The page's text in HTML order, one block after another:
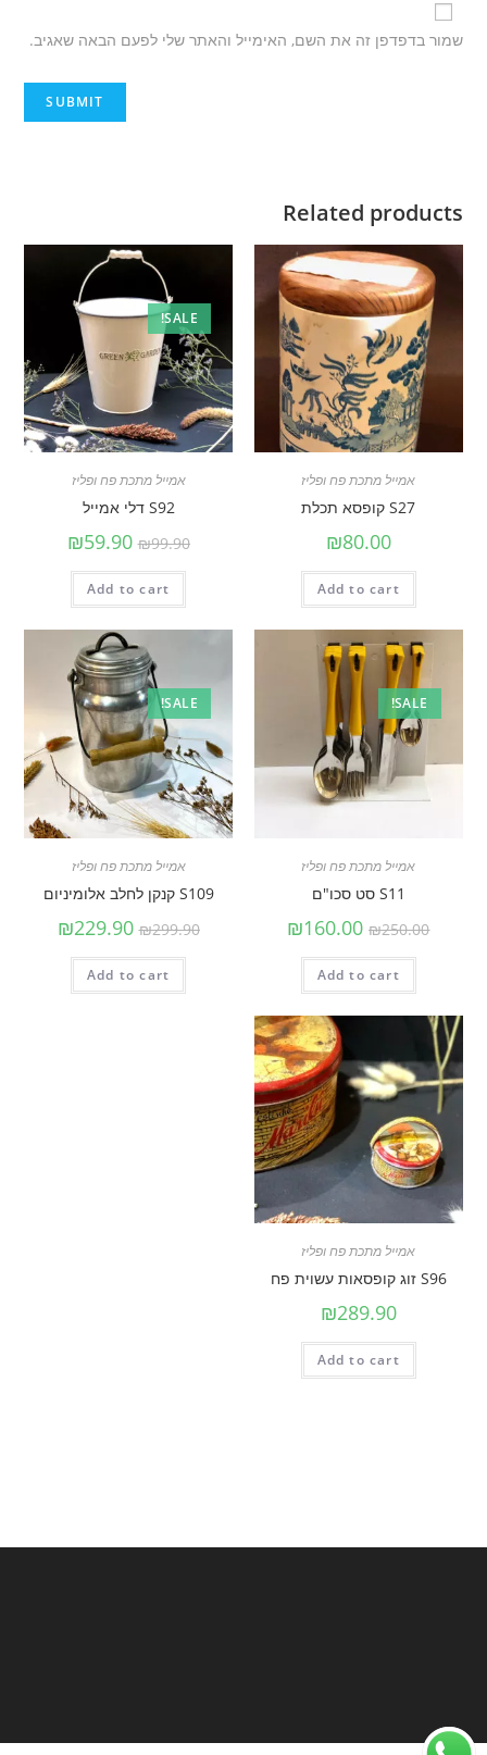
שמור בדפדפן זה את השם, האימייל והאתר שלי לפעם הבאה שאגיב.
Related products
אמייל מתכת פח ופליז
S27 קופסא תכלת
₪80.00
Add to cart
SALE!
אמייל מתכת פח ופליז
S92 דלי אמייל
₪99.90
₪59.90
Add to cart
SALE!
אמייל מתכת פח ופליז
S11 סט סכו"ם
₪250.00
₪160.00
Add to cart
SALE!
אמייל מתכת פח ופליז
S109 קנקן לחלב אלומיניום
₪299.90
₪229.90
Add to cart
אמייל מתכת פח ופליז
S96 זוג קופסאות עשוית פח
₪289.90
Add to cart